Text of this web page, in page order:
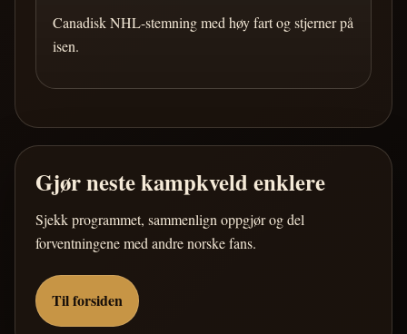
Canadisk NHL-stemning med høy fart og stjerner på
isen.
Gjør neste kampkveld enklere
Sjekk programmet, sammenlign oppgjør og del
forventningene med andre norske fans.
Til forsiden